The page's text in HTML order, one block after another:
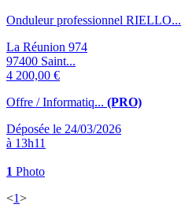
Onduleur professionnel RIELLO...
La Réunion 974
97400 Saint...
4 200,00 €
Offre / Informatiq... (PRO)
Déposée le 24/03/2026
à 13h11
1 Photo
<1>